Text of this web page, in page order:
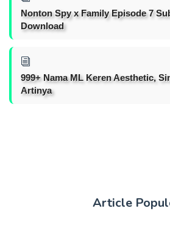
Nonton Spy x Family Episode 7
Download
999+ Nama ML Keren Aesthetic,
Artinya
Article